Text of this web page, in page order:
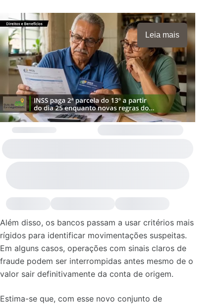
Leia mais
Além disso, os bancos passam a usar critérios mais
rígidos para identificar movimentações suspeitas.
Em alguns casos, operações com sinais claros de
fraude podem ser interrompidas antes mesmo de o
valor sair definitivamente da conta de origem.
Estima-se que, com esse novo conjunto de